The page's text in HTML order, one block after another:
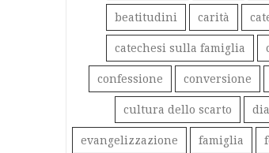
beatitudini carità
catechesi sulla famiglia
confessione conversione
cultura dello scarto
evangelizzazione famiglia